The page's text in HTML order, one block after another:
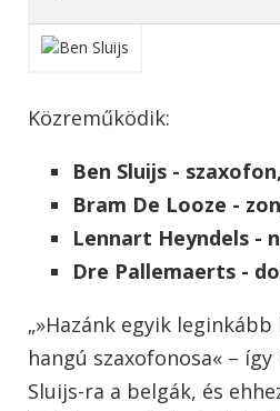
Közreműködik:
Ben Sluijs -
Bram De Looze -
Lennart Heyndels -
Dre Pallemaerts -
„»Hazánk egyik
hangú szaxofonosa« –
Sluijs-ra a belgák, és